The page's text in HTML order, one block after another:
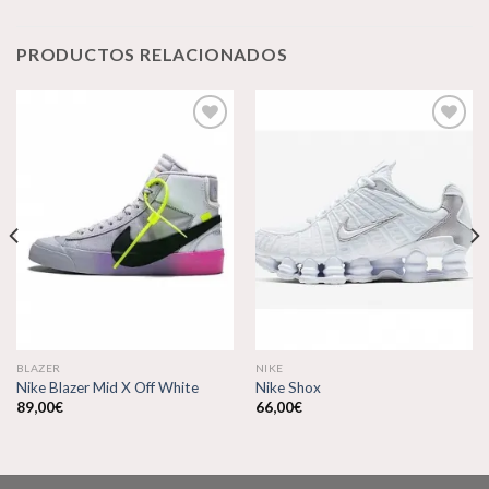
PRODUCTOS RELACIONADOS
Añadir
a la
lista de
deseos
BLAZER
Nike Blazer Mid X Off White
89,00€
Añadir
a la
lista de
deseos
NIKE
Nike Shox
66,00€